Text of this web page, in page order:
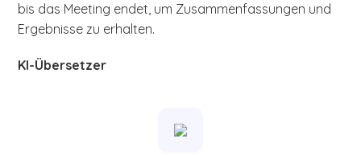
bis das Meeting endet, um Zusammenfassungen und
Ergebnisse zu erhalten.
KI-Übersetzer